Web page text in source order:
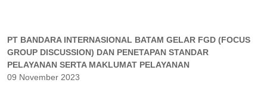
PT BANDARA INTERNASIONAL BATAM GELAR FGD (FOCUS
GROUP DISCUSSION) DAN PENETAPAN STANDAR
PELAYANAN SERTA MAKLUMAT PELAYANAN
09 November 2023